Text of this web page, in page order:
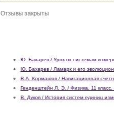
Отзывы закрыты
Ю. Бахарев / Урок по системам
Ю. Бахарев / Ламарк и его
В.А. Кормашов / Навигационная
Генденштейн Л. Э. / Физика. 11 класс.
В. Дуков / История систем единиц